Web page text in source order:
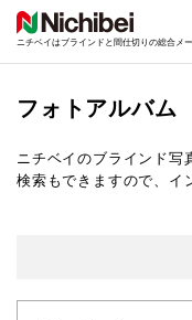
ニチベイはブラインドと間仕切りの総合メ
フォトアルバム
ニチベイのブラインド写
検索もできますので、イ